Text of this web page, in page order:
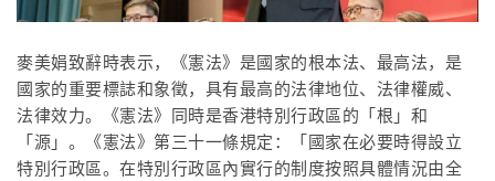
麥美娟致辭時表示，《憲法》是國家的根本法、最高法，是
國家的重要標誌和象徵，具有最高的法律地位、法律權威、
法律效力。《憲法》同時是香港特別行政區的「根」和
「源」。《憲法》第三十一條規定：「國家在必要時得設立
特別行政區。在特別行政區內實行的制度按照具體情況由全